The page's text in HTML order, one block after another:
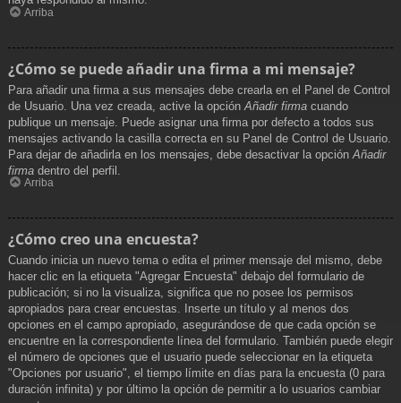
Arriba
¿Cómo se puede añadir una firma a mi mensaje?
Para añadir una firma a sus mensajes debe crearla en el Panel de Control
de Usuario. Una vez creada, active la opción Añadir firma cuando
publique un mensaje. Puede asignar una firma por defecto a todos sus
mensajes activando la casilla correcta en su Panel de Control de Usuario.
Para dejar de añadirla en los mensajes, debe desactivar la opción Añadir
firma dentro del perfil.
Arriba
¿Cómo creo una encuesta?
Cuando inicia un nuevo tema o edita el primer mensaje del mismo, debe
hacer clic en la etiqueta "Agregar Encuesta" debajo del formulario de
publicación; si no la visualiza, significa que no posee los permisos
apropiados para crear encuestas. Inserte un título y al menos dos
opciones en el campo apropiado, asegurándose de que cada opción se
encuentre en la correspondiente línea del formulario. También puede elegir
el número de opciones que el usuario puede seleccionar en la etiqueta
"Opciones por usuario", el tiempo límite en días para la encuesta (0 para
duración infinita) y por último la opción de permitir a lo usuarios cambiar